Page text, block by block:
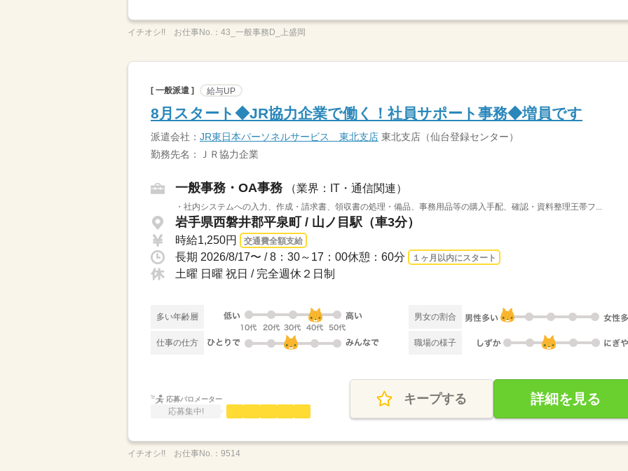
イチオシ!! お仕事No.： 43_一般事務D_上盛岡
[ 一般派遣 ] 給与UP
8月スタート◆JR協力企業で働く！社員サポート事務◆増員です
派遣会社： JR東日本パーソネルサービス 東北支店 東北支店（仙台登録センター）
勤務先名：ＪＲ協力企業
一般事務・OA事務 （業界：IT・通信関連）
・社内システムへの入力、作成・請求書、領収書の処理・備品、事務用品等の購入手配、確認・資料整理王帯フ...
岩手県西磐井郡平泉町 / 山ノ目駅（車3分）
時給1,250円 交通費全額支給
長期 2026/8/17〜 / 8：30～17：00休憩：60分 １ヶ月以内にスタート
土曜 日曜 祝日 / 完全週休２日制
多い年齢層 男女の割合
仕事の仕方 職場の様子
応募バロメーター
応募集中!
キープする 詳細を見る
イチオシ!! お仕事No.： 9514